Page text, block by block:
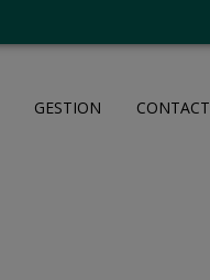
GESTION CONTACT